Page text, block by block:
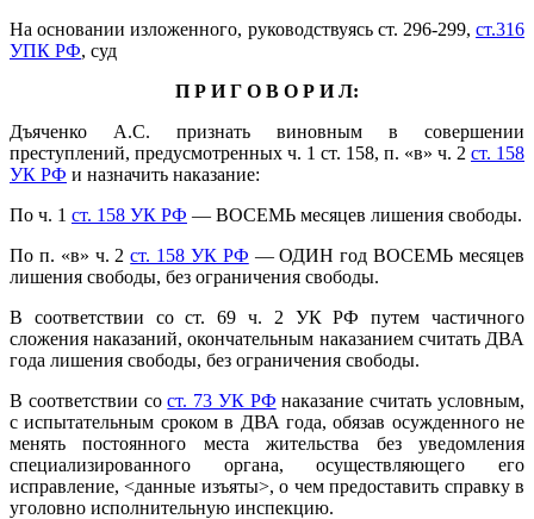
На основании изложенного, руководствуясь ст. 296-299, ст.316
УПК РФ, суд
П Р И Г О В О Р И Л:
Дъяченко А.С. признать виновным в совершении
преступлений, предусмотренных ч. 1 ст. 158, п. «в» ч. 2 ст. 158
УК РФ и назначить наказание:
По ч. 1 ст. 158 УК РФ — ВОСЕМЬ месяцев лишения свободы.
По п. «в» ч. 2ст. 158 УК РФ — ОДИН год ВОСЕМЬ месяцев
лишения свободы, без ограничения свободы.
В соответствии со ст. 69 ч. 2 УК РФ путем частичного
сложения наказаний, окончательным наказанием считать ДВА
года лишения свободы, без ограничения свободы.
В соответствии сост. 73 УК РФ наказание считать условным,
с испытательным сроком в ДВА года, обязав осужденного не
менять постоянного места жительства без уведомления
специализированного органа, осуществляющего его
исправление,<данные изъяты>, о чем предоставить справку в
уголовно исполнительную инспекцию.